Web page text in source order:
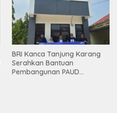
BRI Kanca Tanjung Karang
Serahkan Bantuan
Pembangunan PAUD